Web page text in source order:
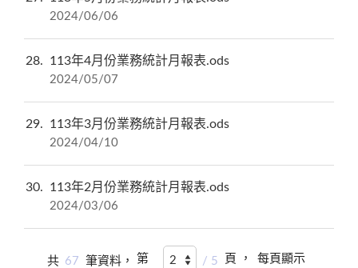
2024/06/06
28 113年4月份業務統計月報表.ods
2024/05/07
29 113年3月份業務統計月報表.ods
2024/04/10
30 113年2月份業務統計月報表.ods
2024/03/06
共 67 筆資料， 第 / 5 頁 ， 每頁顯示